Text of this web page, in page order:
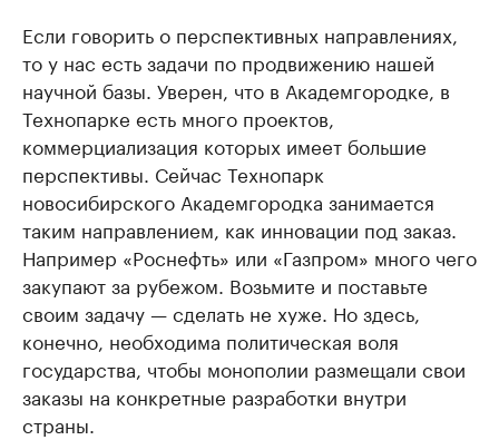
Если говорить о перспективных направлениях,
то у нас есть задачи по продвижению нашей
научной базы. Уверен, что в Академгородке, в
Технопарке есть много проектов,
коммерциализация которых имеет большие
перспективы. Сейчас Технопарк
новосибирского Академгородка занимается
таким направлением, как инновации под заказ.
Например «Роснефть» или «Газпром» много чего
закупают за рубежом. Возьмите и поставьте
своим задачу — сделать не хуже. Но здесь,
конечно, необходима политическая воля
государства, чтобы монополии размещали свои
заказы на конкретные разработки внутри
страны.